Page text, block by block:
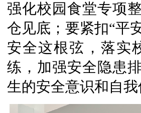
强化校园食堂专项
仓见底；要紧扣“平
安全这根弦，落实
练，加强安全隐患
生的安全意识和自